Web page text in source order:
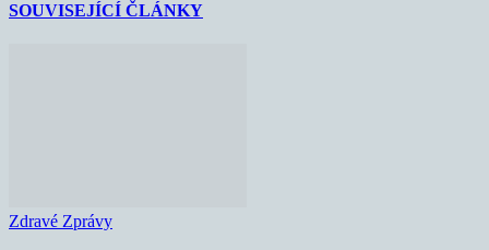
SOUVISEJÍCÍ ČLÁNKY
Zdravé Zprávy